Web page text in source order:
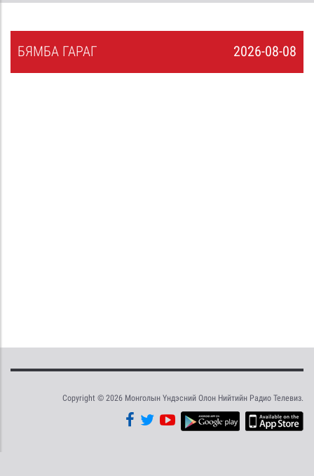
2026-08-08
БЯМБА ГАРАГ
Copyright © 2026 Монголын Үндэсний Олон Нийтийн Радио Телевиз.